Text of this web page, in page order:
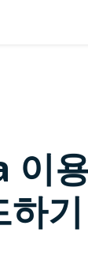
용
기